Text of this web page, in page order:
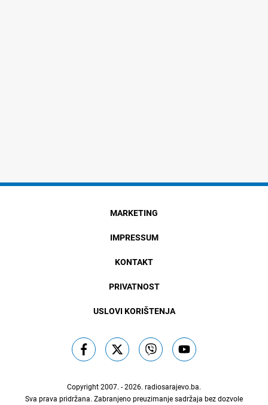
MARKETING
IMPRESSUM
KONTAKT
PRIVATNOST
USLOVI KORIŠTENJA
Copyright 2007. - 2026. radiosarajevo.ba.
Sva prava pridržana. Zabranjeno preuzimanje sadržaja bez dozvole